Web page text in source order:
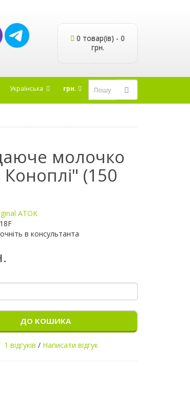
0 товар(ів) - 0
грн.
Українська грн.
молочко
(150
ATOK
в консультанта
ДО КОШИКА
1 відгуків / Написати відгук